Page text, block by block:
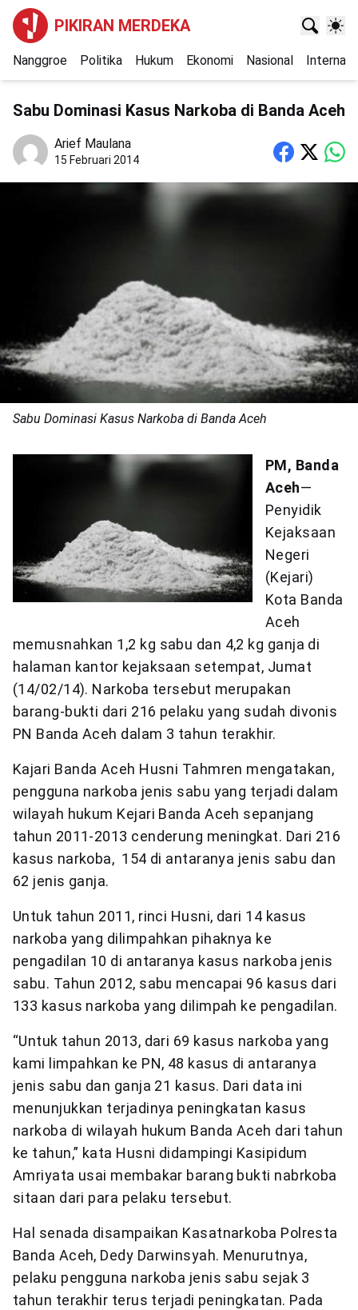
PIKIRAN MERDEKA
Nanggroe Politika Hukum Ekonomi Nasional
Sabu Dominasi Kasus Narkoba di Banda Aceh
Arief Maulana
15 Februari 2014
Sabu Dominasi Kasus Narkoba di Banda Aceh
PM, Banda
Aceh—
Penyidik
Kejaksaan
Negeri
(Kejari)
Kota Banda
Aceh
memusnahkan 1,2 kg sabu dan 4,2 kg ganja di
halaman kantor kejaksaan setempat, Jumat
(14/02/14). Narkoba tersebut merupakan
barang-bukti dari 216 pelaku yang sudah divonis
PN Banda Aceh dalam 3 tahun terakhir.
Kajari Banda Aceh Husni Tahmren mengatakan,
pengguna narkoba jenis sabu yang terjadi dalam
wilayah hukum Kejari Banda Aceh sepanjang
tahun 2011-2013 cenderung meningkat. Dari 216
kasus narkoba, 154 di antaranya jenis sabu dan
62 jenis ganja.
Untuk tahun 2011, rinci Husni, dari 14 kasus
narkoba yang dilimpahkan pihaknya ke
pengadilan 10 di antaranya kasus narkoba jenis
sabu. Tahun 2012, sabu mencapai 96 kasus dari
133 kasus narkoba yang dilimpah ke pengadilan.
“Untuk tahun 2013, dari 69 kasus narkoba yang
kami limpahkan ke PN, 48 kasus di antaranya
jenis sabu dan ganja 21 kasus. Dari data ini
menunjukkan terjadinya peningkatan kasus
narkoba di wilayah hukum Banda Aceh dari tahun
ke tahun,” kata Husni didampingi Kasipidum
Amriyata usai membakar barang bukti nabrkoba
sitaan dari para pelaku tersebut.
Hal senada disampaikan Kasatnarkoba Polresta
Banda Aceh, Dedy Darwinsyah. Menurutnya,
pelaku pengguna narkoba jenis sabu sejak 3
tahun terakhir terus terjadi peningkatan. Pada